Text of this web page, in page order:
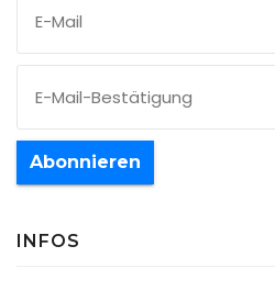
Abonnieren
INFOS